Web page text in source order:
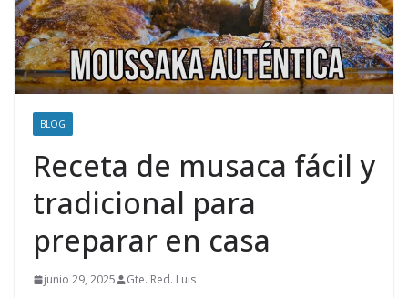
BLOG
Receta de musaca fácil y
tradicional para
preparar en casa
junio 29, 2025 Gte. Red. Luis